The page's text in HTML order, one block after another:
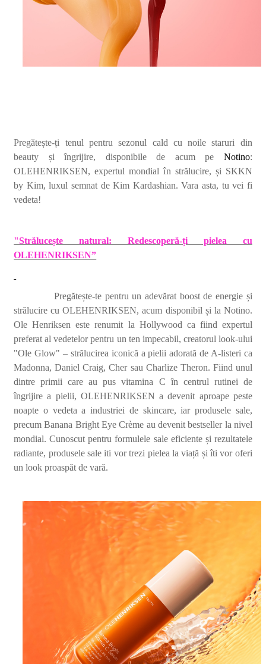
Pregătește-ți tenul pentru sezonul cald cu noile staruri din
beauty și îngrijire, disponibile de acum pe Notino:
OLEHENRIKSEN, expertul mondial în strălucire, și SKKN
by Kim, luxul semnat de Kim Kardashian. Vara asta, tu vei fi
vedeta!
"Strălucește natural: Redescoperă-ți pielea cu
OLEHENRIKSEN”
Pregătește-te pentru un adevărat boost de energie și
strălucire cu OLEHENRIKSEN, acum disponibil și la Notino.
Ole Henriksen este renumit la Hollywood ca fiind expertul
preferat al vedetelor pentru un ten impecabil, creatorul look-ului
"Ole Glow" – strălucirea iconică a pielii adorată de A-listeri ca
Madonna, Daniel Craig, Cher sau Charlize Theron. Fiind unul
dintre primii care au pus vitamina C în centrul rutinei de
îngrijire a pielii, OLEHENRIKSENa devenit aproape peste
noapte o vedeta a industriei de skincare, iar produsele sale,
precum Banana Bright Eye Crème au devenit bestseller la nivel
mondial. Cunoscut pentru formulele sale eficiente și rezultatele
radiante, produsele sale iti vor trezi pielea la viață și îti vor oferi
un look proaspăt de vară.